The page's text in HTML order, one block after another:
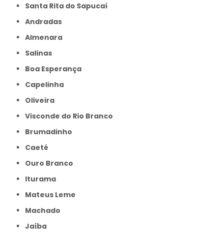
Santa Rita do Sapucaí
Andradas
Almenara
Salinas
Boa Esperança
Capelinha
Oliveira
Visconde do Rio Branco
Brumadinho
Caeté
Ouro Branco
Iturama
Mateus Leme
Machado
Jaíba